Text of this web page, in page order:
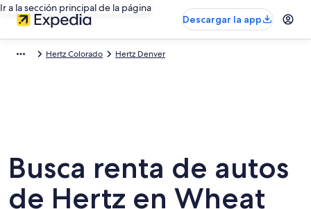
Ir a la sección principal de la página
Descargar la app
Hertz Colorado Hertz Denver
Busca renta de autos
de Hertz en Wheat